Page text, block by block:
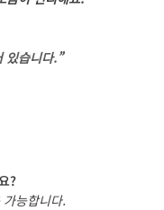
있습니다.”
?
능합니다.